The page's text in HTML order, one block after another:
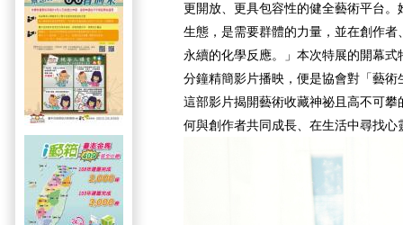
更開放、更具包容性的健全藝術平台
生態，是需要群體的力量，並在創作
永續的化學反應。」本次特展的開幕
分鐘精簡影片播映，便是協會對「藝
這部影片揭開藝術收藏神祕且高不可
何與創作者共同成長、在生活中尋找心